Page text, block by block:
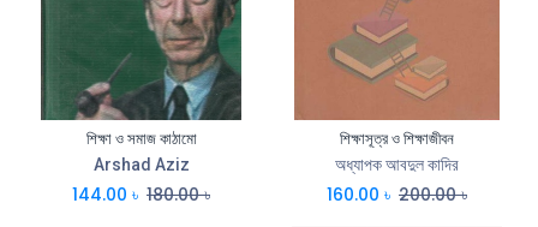
শিক্ষা ও সমাজ কাঠামো
Arshad Aziz
144.00 ৳ 180.00৳
শিক্ষাসূত্র ও শিক্ষাজীবন
অধ্যাপক আবদুল কাদির
160.00 ৳ 200.00৳